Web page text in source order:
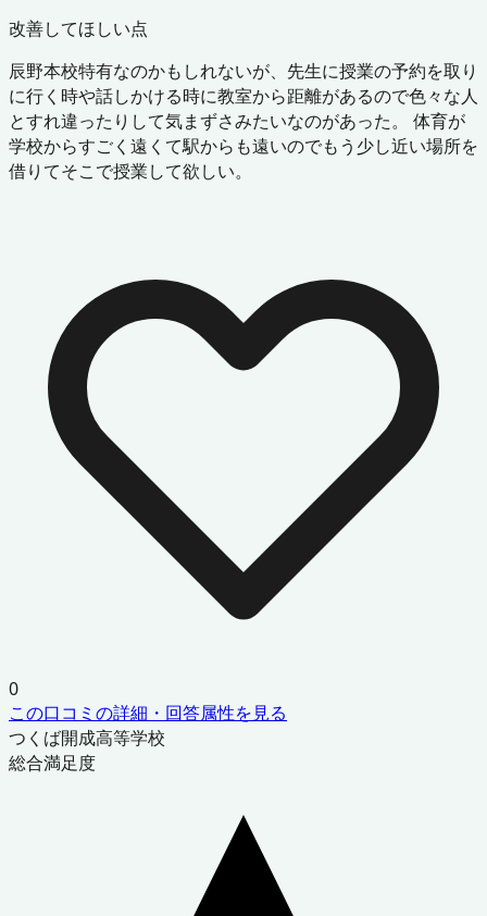
改善してほしい点
辰野本校特有なのかもしれないが、先生に授業の予約を取り
に行く時や話しかける時に教室から距離があるので色々な人
とすれ違ったりして気まずさみたいなのがあった。 体育が
学校からすごく遠くて駅からも遠いのでもう少し近い場所を
借りてそこで授業して欲しい。
0
この口コミの詳細・回答属性を見る
つくば開成高等学校
総合満足度